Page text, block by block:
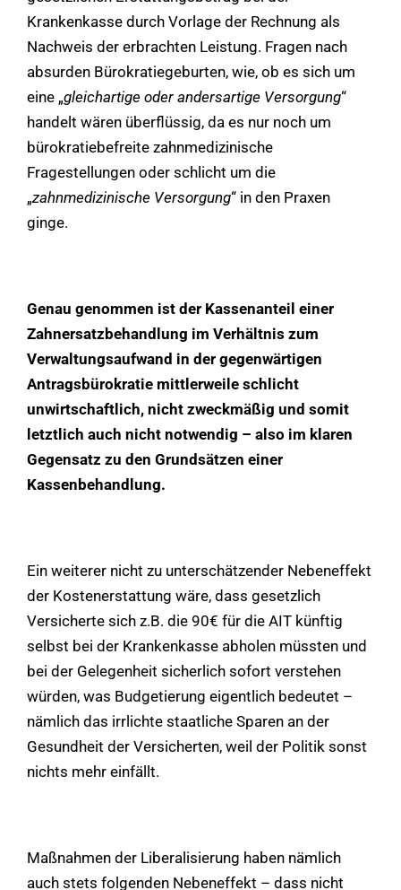
Krankenkasse durch Vorlage der Rechnung als
Nachweis der erbrachten Leistung. Fragen nach
absurden Bürokratiegeburten, wie, ob es sich um
eine „gleichartige oder andersartige Versorgung“
handelt wären überflüssig, da es nur noch um
bürokratiebefreite zahnmedizinische
Fragestellungen oder schlicht um die
„zahnmedizinische Versorgung“ in den Praxen
ginge.
Genau genommen ist der Kassenanteil einer
Zahnersatzbehandlung im Verhältnis zum
Verwaltungsaufwand in der gegenwärtigen
Antragsbürokratie mittlerweile schlicht
unwirtschaftlich, nicht zweckmäßig und somit
letztlich auch nicht notwendig – also im klaren
Gegensatz zu den Grundsätzen einer
Kassenbehandlung.
Ein weiterer nicht zu unterschätzender Nebeneffekt
der Kostenerstattung wäre, dass gesetzlich
Versicherte sich z.B. die 90€ für die AIT künftig
selbst bei der Krankenkasse abholen müssten und
bei der Gelegenheit sicherlich sofort verstehen
würden, was Budgetierung eigentlich bedeutet –
nämlich das irrlichte staatliche Sparen an der
Gesundheit der Versicherten, weil der Politik sonst
nichts mehr einfällt.
Maßnahmen der Liberalisierung haben nämlich
auch stets folgenden Nebeneffekt – dass nicht